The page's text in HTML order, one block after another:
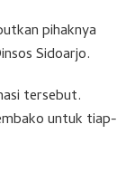
pihaknya
Sidoarjo.
tersebut.
untuk tiap-